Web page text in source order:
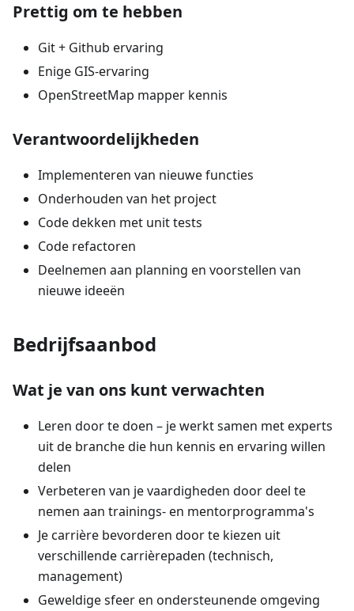
Prettig om te hebben
Git + Github ervaring
Enige GIS-ervaring
OpenStreetMap mapper kennis
Verantwoordelijkheden
Implementeren van nieuwe functies
Onderhouden van het project
Code dekken met unit tests
Code refactoren
Deelnemen aan planning en voorstellen van
nieuwe ideeën
Bedrijfsaanbod
Wat je van ons kunt verwachten
Leren door te doen – je werkt samen met experts
uit de branche die hun kennis en ervaring willen
delen
Verbeteren van je vaardigheden door deel te
nemen aan trainings- en mentorprogramma's
Je carrière bevorderen door te kiezen uit
verschillende carrièrepaden (technisch,
management)
Geweldige sfeer en ondersteunende omgeving